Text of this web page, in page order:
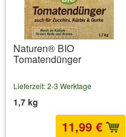
Naturen® BIO
Tomatendünger
Lieferzeit: 2-3 Werktage
1,7 kg
11,99 €